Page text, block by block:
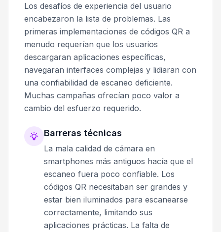
Los desafíos de experiencia del usuario
encabezaron la lista de problemas. Las
primeras implementaciones de códigos QR a
menudo requerían que los usuarios
descargaran aplicaciones específicas,
navegaran interfaces complejas y lidiaran con
una confiabilidad de escaneo deficiente.
Muchas campañas ofrecían poco valor a
cambio del esfuerzo requerido.
Barreras técnicas
La mala calidad de cámara en
smartphones más antiguos hacía que el
escaneo fuera poco confiable. Los
códigos QR necesitaban ser grandes y
estar bien iluminados para escanearse
correctamente, limitando sus
aplicaciones prácticas. La falta de